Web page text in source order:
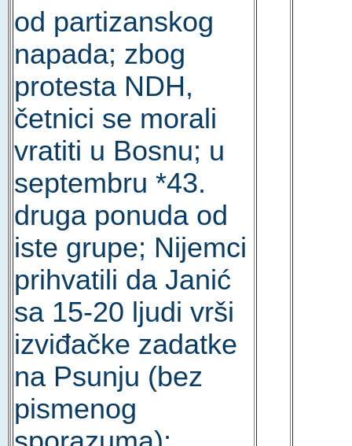
od partizanskog
napada; zbog
protesta NDH,
četnici se morali
vratiti u Bosnu; u
septembru *43.
druga ponuda od
iste grupe; Nijemci
prihvatili da Janić
sa 15-20 ljudi vrši
izviđačke zadatke
na Psunju (bez
pismenog